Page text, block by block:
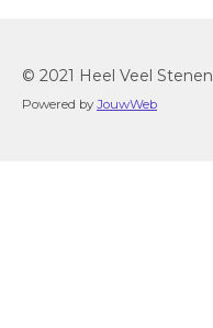
© 2021 Heel Veel Stenen
Powered by JouwWeb